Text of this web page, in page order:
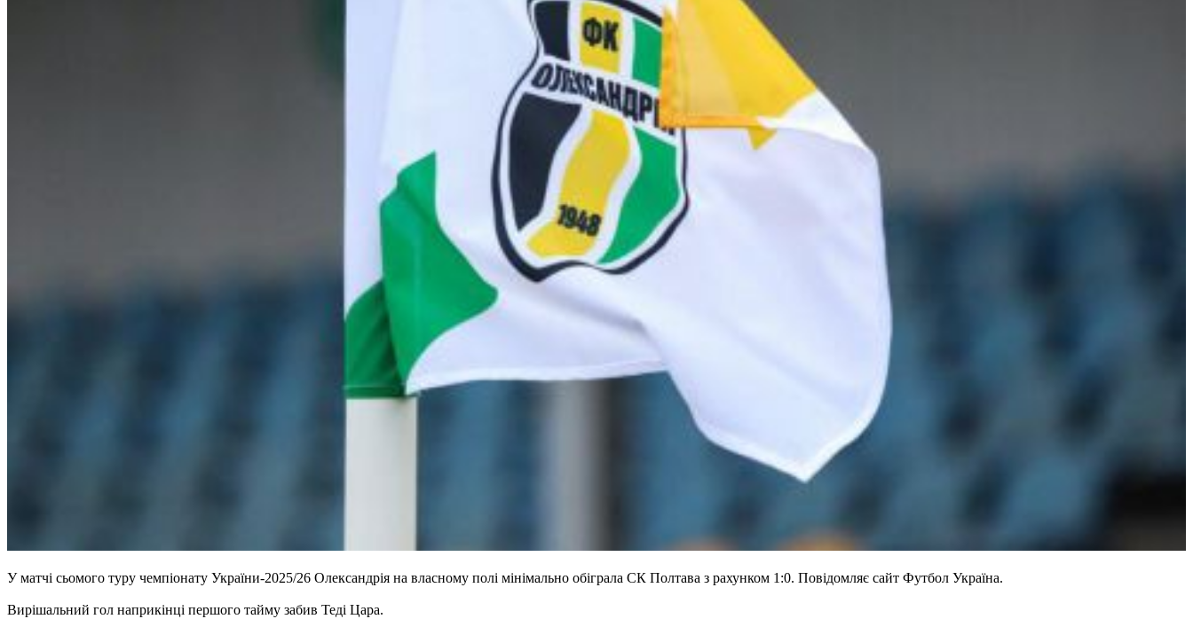
У матчі сьомого туру чемпіонату України-2025/26 Олександрія на власному полі мінімально обіграла СК Полтава з рахунком 1:0. Повідомляє сайт Футбол Україна.
Вирішальний гол наприкінці першого тайму забив Теді Цара.